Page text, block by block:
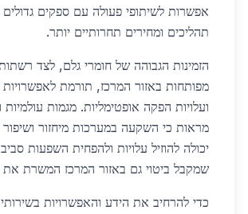
אפשרות לשיתופי פעולה עם ספקים גדולים
תהליכים ומחירים תחרותיים יותר.
הזמינות הגבוהה של חומרי גלם, לצד רשתות
מפותחות באזור המרכז, תורמת
ועלויות הפקה אופטימליות. מגמות עולמיות
מראות כי השקעה במערכות מיחזור
יכולה להוזיל עלויות ולהפחית השפעות
שמקבל ביטוי גם באזור המרכז המשרת את
כדי להרחיב את הידע והאפשרויות בשירותי